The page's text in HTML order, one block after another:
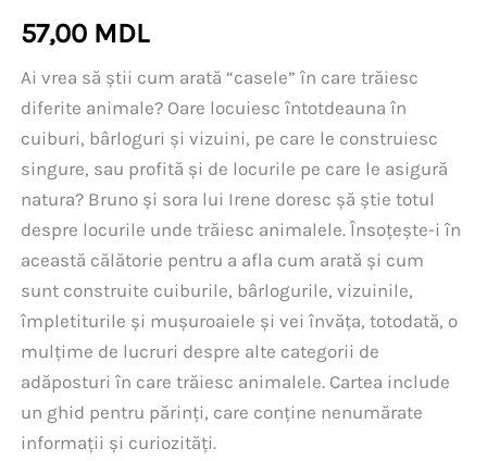
57,00 MDL
Ai vrea să știi cum arată “casele” în care trăiesc
diferite animale? Oare locuiesc întotdeauna în
cuiburi, bârloguri și vizuini, pe care le construiesc
singure, sau profită și de locurile pe care le asigură
natura? Bruno și sora lui Irene doresc șă știe totul
despre locurile unde trăiesc animalele. Însoțește-i în
această călătorie pentru a afla cum arată și cum
sunt construite cuiburile, bârlogurile, vizuinile,
împletiturile și mușuroaiele și vei învăța, totodată, o
mulțime de lucruri despre alte categorii de
adăposturi în care trăiesc animalele. Cartea include
un ghid pentru părinți, care conține nenumărate
informații și curiozități.